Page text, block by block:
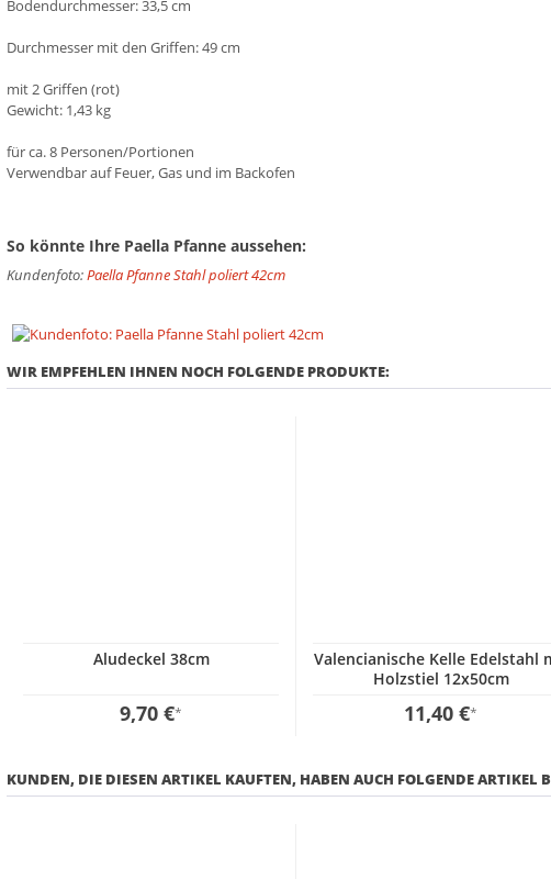
Bodendurchmesser: 33,5 cm
Durchmesser mit den Griffen: 49 cm
mit 2 Griffen (rot)
Gewicht: 1,43 kg
für ca. 8 Personen/Portionen
Verwendbar auf Feuer, Gas und im Backofen
So könnte Ihre Paella Pfanne aussehen:
Kundenfoto:Paella Pfanne Stahl poliert 42cm
WIR EMPFEHLEN IHNEN NOCH FOLGENDE PRODUKTE:
Aludeckel 38cm
9,70 €*
Valencianische Kelle Edelstahl
Holzstiel 12x50cm
11,40 €*
KUNDEN, DIE DIESEN ARTIKEL KAUFTEN, HABEN AUCH FOLGENDE ARTIKEL